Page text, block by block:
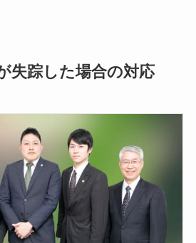
失踪した場合の対応